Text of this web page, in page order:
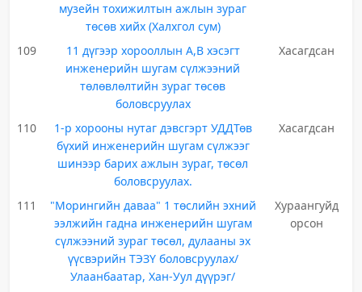
музейн тохижилтын ажлын зураг
төсөв хийх (Халхгол сум)
109
11 дүгээр хорооллын А,В хэсэгт
инженерийн шугам сүлжээний
төлөвлөлтийн зураг төсөв
боловсруулах
Хасагдсан
110
1-р хорооны нутаг дэвсгэрт УДДТөв
бүхий инженерийн шугам сүлжээг
шинээр барих ажлын зураг, төсөл
боловсруулах.
Хасагдсан
111
"Морингийн даваа" 1 төслийн эхний
ээлжийн гадна инженерийн шугам
сүлжээний зураг төсөл, дулааны эх
үүсвэрийн ТЭЗҮ боловсруулах/
Улаанбаатар, Хан-Уул дүүрэг/
Хураангуйд
орсон